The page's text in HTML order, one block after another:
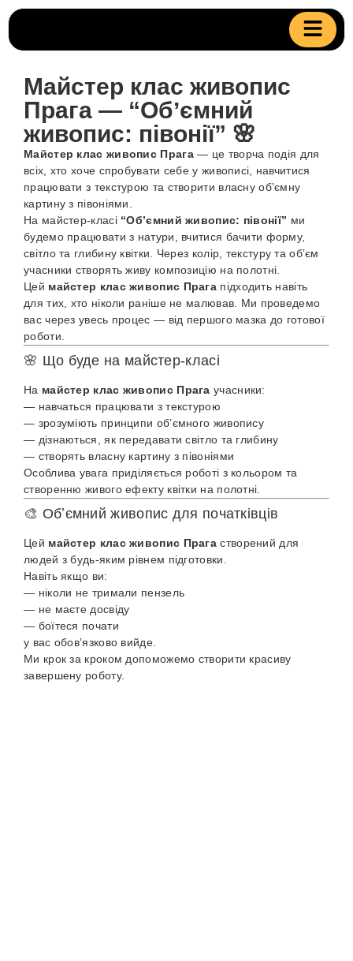
Майстер клас живопис
Прага — “Обʼємний
живопис: півонії” 🌸
Майстер клас живопис Прага— це творча подія для
всіх, хто хоче спробувати себе у живописі, навчитися
працювати з текстурою та створити власну обʼємну
картину з півоніями.
На майстер-класі “Обʼємний живопис: півонії” ми
будемо працювати з натури, вчитися бачити форму,
світло та глибину квітки. Через колір, текстуру та обʼєм
учасники створять живу композицію на полотні.
Цей майстер клас живопис Прага підходить навіть
для тих, хто ніколи раніше не малював. Ми проведемо
вас через увесь процес — від першого мазка до готової
роботи.
🌸 Що буде на майстер-класі
На майстер клас живопис Прага учасники:
— навчаться працювати з текстурою
— зрозуміють принципи обʼємного живопису
— дізнаються, як передавати світло та глибину
— створять власну картину з півоніями
Особлива увага приділяється роботі з кольором та
створенню живого ефекту квітки на полотні.
🎨 Обʼємний живопис для початківців
Цей майстер клас живопис Прага створений для
людей з будь-яким рівнем підготовки.
Навіть якщо ви:
— ніколи не тримали пензель
— не маєте досвіду
— боїтеся почати
у вас обовʼязково вийде.
Ми крок за кроком допоможемо створити красиву
завершену роботу.